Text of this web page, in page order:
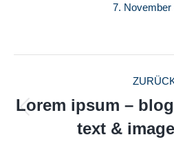
7. November
Lorem ipsum –
text &